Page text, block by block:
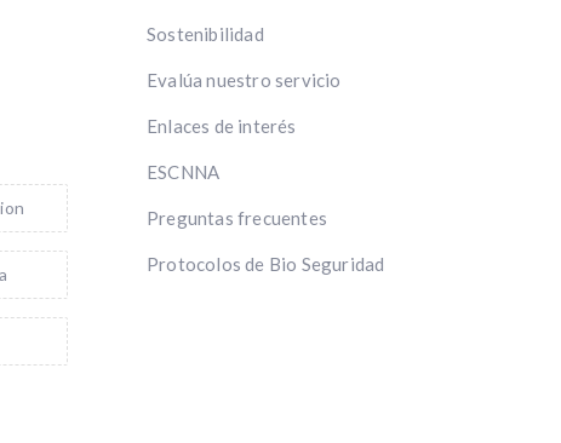
Sostenibilidad
Evalúa nuestro servicio
Enlaces de interés
ESCNNA
Preguntas frecuentes
Protocolos de Bio Seguridad